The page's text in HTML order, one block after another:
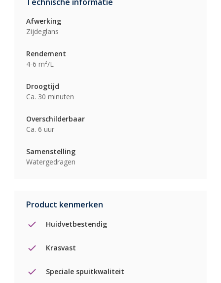
Afwerking
Zijdeglans
Rendement
4-6 m²/L
Droogtijd
Ca. 30 minuten
Overschilderbaar
Ca. 6 uur
Samenstelling
Watergedragen
Product kenmerken
Huidvetbestendig
Krasvast
Speciale spuitkwaliteit